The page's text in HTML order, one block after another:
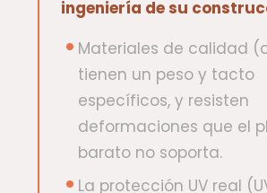
ingeniería de su
Materiales de calidad
tienen un peso y tacto
específicos, y resisten
deformaciones que el
barato no soporta.
La protección UV real